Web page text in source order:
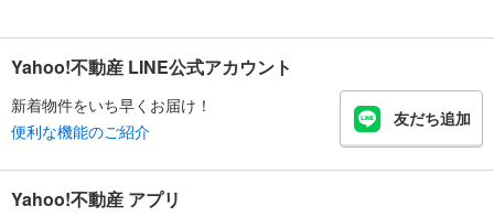
Yahoo!不動産 LINE公式アカウント
新着物件をいち早くお届け！
便利な機能のご紹介
友だち追加
Yahoo!不動産 アプリ